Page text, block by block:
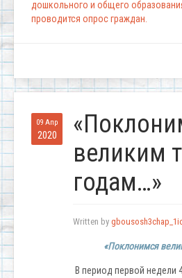
дошкольного и общего
проводится опрос граждан.
09 Апр
2020
великим
годам…»
Written by
«Поклонимся
В период первой недели